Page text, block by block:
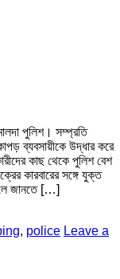
পুলিশ। সম্প্রতি
ব্যবসায়ীকে উদ্ধার করে
কাছ থেকে পুলিশ বেশ
কারবারের সঙ্গে যুক্ত
জানতে […]
, police Leave a